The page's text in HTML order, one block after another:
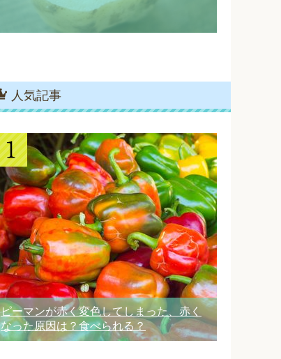
人気記事
ピーマンが赤く変色してしまった、赤く
なった原因は？食べられる？